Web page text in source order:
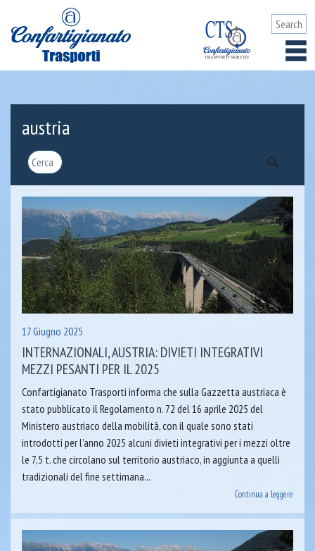
austria
17 Giugno 2025
INTERNAZIONALI, AUSTRIA: DIVIETI INTEGRATIVI
MEZZI PESANTI PER IL 2025
Confartigianato Trasporti informa che sulla Gazzetta austriaca è
stato pubblicato il Regolamento n. 72 del 16 aprile 2025 del
Ministero austriaco della mobilità, con il quale sono stati
introdotti per l’anno 2025 alcuni divieti integrativi per i mezzi oltre
le 7,5 t. che circolano sul territorio austriaco, in aggiunta a quelli
tradizionali del fine settimana...
Continua a leggere